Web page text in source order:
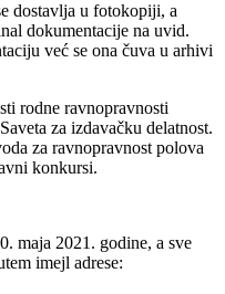
dostavlja u fotokopiji, a
dokumentacije na uvid.
već se ona čuva u arhivi
rodne ravnopravnosti
za izdavačku delatnost.
za ravnopravnost polova
konkursi.
maja 2021. godine, a sve
imejl adrese: